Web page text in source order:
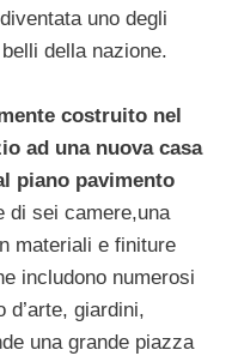
uno degli
della nazione.
costruito nel
ad una nuova casa
piano pavimento
di sei camere,una
materiali e finiture
includono numerosi
giardini,
una grande piazza